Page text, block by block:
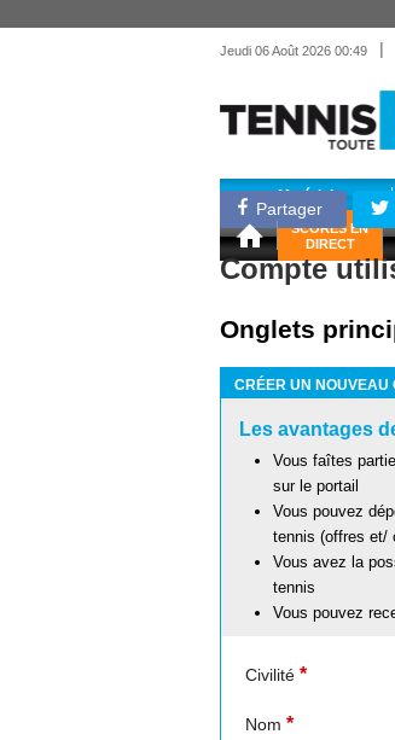
Jeudi 06 Août 2026 00:49 |
Matériel
SCORES EN
DIRECT
Partager
Compte
Onglets
CRÉER UN NOUVEAU
Les avantages
Vous faîtes
sur le portail
Vous pouvez
tennis (offres et/
Vous avez la
tennis
Vous pouvez
Civilité *
Nom *